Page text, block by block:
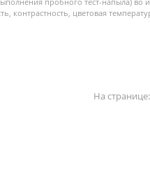
контрастность, цветовая
На странице: